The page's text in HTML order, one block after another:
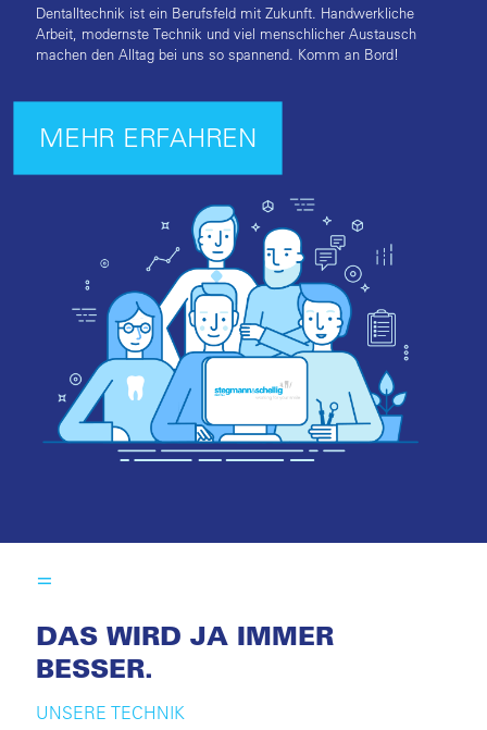
Dentalltechnik ist ein Berufsfeld mit Zukunft. Handwerkliche
Arbeit, modernste Technik und viel menschlicher Austausch
machen den Alltag bei uns so spannend. Komm an Bord!
MEHR ERFAHREN
DAS WIRD JA IMMER
BESSER.
UNSERE TECHNIK